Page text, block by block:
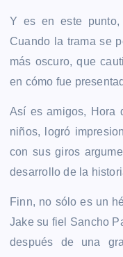
Y es en este punto,
Cuando la trama se
más oscuro, que
en cómo fue
Así es amigos, Hora
niños, logró
con sus giros
desarrollo de la
Finn, no sólo es un
Jake su fiel Sancho
después de una